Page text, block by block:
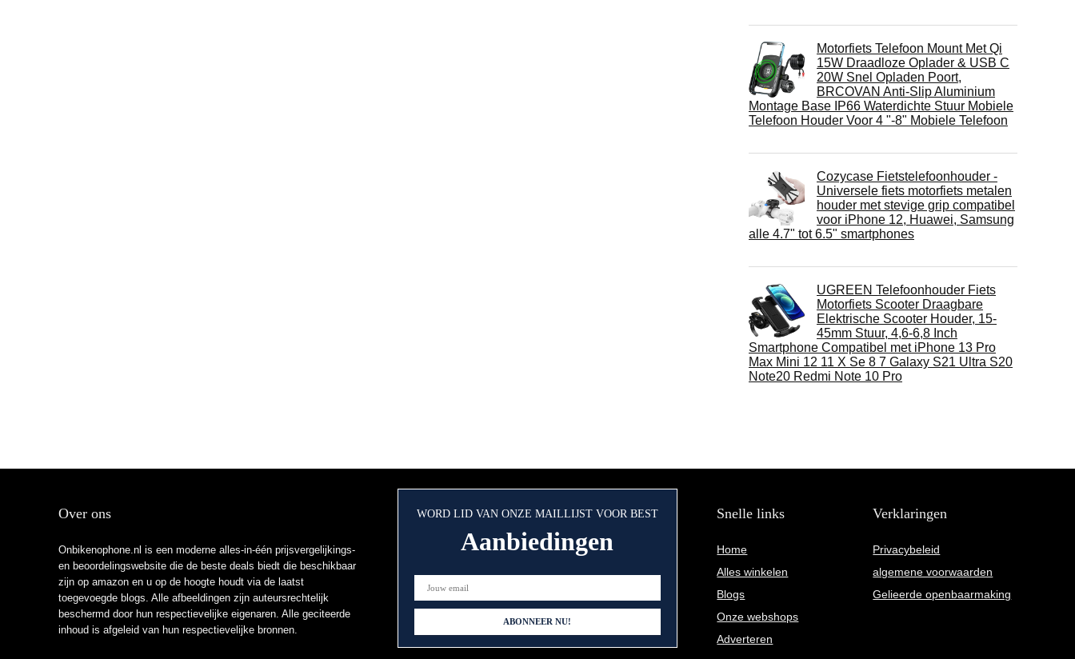
Motorfiets Telefoon Mount Met Qi
15W Draadloze Oplader & USB C
20W Snel Opladen Poort,
BRCOVAN Anti-Slip Aluminium
Montage Base IP66 Waterdichte Stuur Mobiele
Telefoon Houder Voor 4 "-8" Mobiele Telefoon
Cozycase Fietstelefoonhouder -
Universele fiets motorfiets metalen
houder met stevige grip compatibel
voor iPhone 12, Huawei, Samsung
alle 4.7" tot 6.5" smartphones
UGREEN Telefoonhouder Fiets
Motorfiets Scooter Draagbare
Elektrische Scooter Houder, 15-
45mm Stuur, 4,6-6,8 Inch
Smartphone Compatibel met iPhone 13 Pro
Max Mini 12 11 X Se 8 7 Galaxy S21 Ultra S20
Note20 Redmi Note 10 Pro
Over ons
Onbikenophone.nl is een moderne alles-in-één prijsvergelijkings-
en beoordelingswebsite die de beste deals biedt die beschikbaar
zijn op amazon en u op de hoogte houdt via de laatst
toegevoegde blogs. Alle afbeeldingen zijn auteursrechtelijk
beschermd door hun respectievelijke eigenaren. Alle geciteerde
inhoud is afgeleid van hun respectievelijke bronnen.
WORD LID VAN ONZE MAILLIJST VOOR BEST
Aanbiedingen
Snelle links
Home
Alles winkelen
Blogs
Onze webshops
Adverteren
Verklaringen
Privacybeleid
algemene voorwaarden
Gelieerde openbaarmaking